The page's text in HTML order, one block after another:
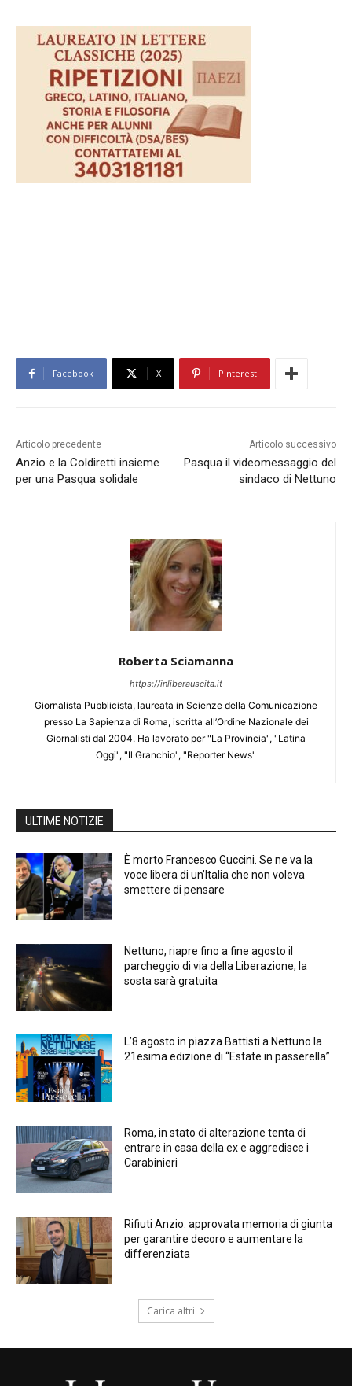
Facebook X Pinterest
Articolo precedente
Anzio e la Coldiretti insieme
per una Pasqua solidale
Articolo successivo
Pasqua il videomessaggio del
sindaco di Nettuno
Roberta Sciamanna
https://inliberauscita.it
Giornalista Pubblicista, laureata in Scienze della Comunicazione
presso La Sapienza di Roma, iscritta all’Ordine Nazionale dei
Giornalisti dal 2004. Ha lavorato per "La Provincia", "Latina
Oggi", "Il Granchio", "Reporter News"
ULTIME NOTIZIE
È morto Francesco Guccini. Se ne va la
voce libera di un’Italia che non voleva
smettere di pensare
Nettuno, riapre fino a fine agosto il
parcheggio di via della Liberazione, la
sosta sarà gratuita
L’8 agosto in piazza Battisti a Nettuno la
21esima edizione di “Estate in passerella”
Roma, in stato di alterazione tenta di
entrare in casa della ex e aggredisce i
Carabinieri
Rifiuti Anzio: approvata memoria di giunta
per garantire decoro e aumentare la
differenziata
Carica altri